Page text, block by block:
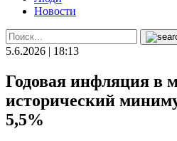
Новости
5.6.2026 | 18:13
Годовая инфляция в
исторический
5,5%